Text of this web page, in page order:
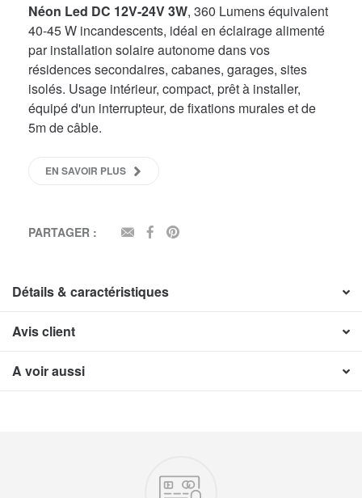
Néon Led DC 12V-24V 3W, 360 Lumens équivalent
40-45 W incandescents, idéal en éclairage alimenté
par installation solaire autonome dans vos
résidences secondaires, cabanes, garages, sites
isolés. Usage intérieur, compact, prêt à installer,
équipé d'un interrupteur, de fixations murales et de
5m de câble.
EN SAVOIR PLUS
PARTAGER : EMAILFACEBOOK
Détails & caractéristiques
Avis client
A voir aussi